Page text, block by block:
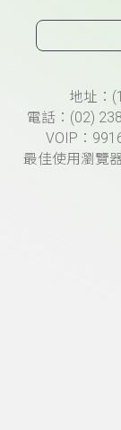
頁尾資訊地址：
電話：(02)
VOIP：
最佳使用瀏覽